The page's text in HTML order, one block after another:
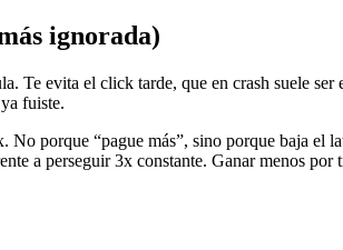
ignorada)
Te evita el click tarde, que en crash suele
fuiste.
porque “pague más”, sino porque baja el
a perseguir 3x constante. Ganar menos